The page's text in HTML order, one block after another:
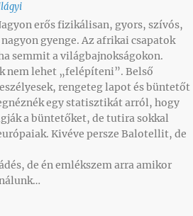
erős fizikálisan, gyors, szívós,
gyenge. Az afrikai csapatok
semmit a világbajnokságokon.
nem lehet „felépíteni”. Belső
rengeteg lapot és büntetőt
egy statisztikát arról, hogy
a büntetőket, de tutira sokkal
Kivéve persze Balotellit, de
de én emlékszem arra amikor